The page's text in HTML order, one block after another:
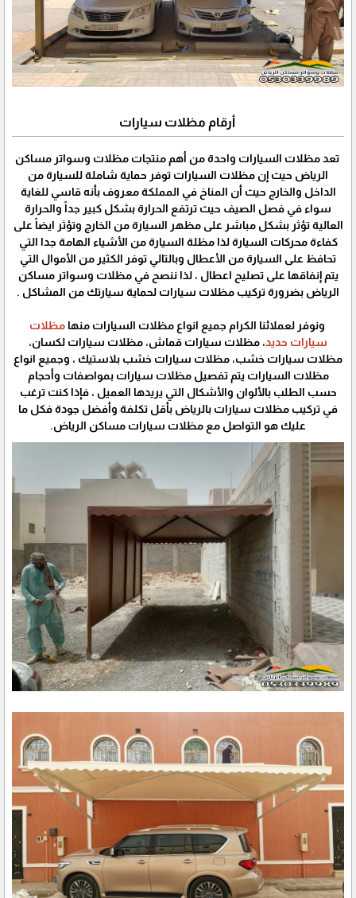
أرقام مظلات سيارات
تعد مظلات السيارات واحدة من أهم منتجات مظلات وسواتر مساكن
الرياض حيث إن مظلات السيارات توفر حماية شاملة للسيارة من
الداخل والخارج حيث أن المناخ في المملكة معروف بأنه قاسي للغاية
سواء في فصل الصيف حيث ترتفع الحرارة بشكل كبير جداً والحرارة
العالية تؤثر بشكل مباشر على مظهر السيارة من الخارج وتؤثر ايضاً على
كفاءة محركات السيارة لذا مظلة السيارة من الأشياء الهامة جدا التي
تحافظ على السيارة من الأعطال وبالتالي توفر الكثير من الأموال التي
يتم إنفاقها على تصليح اعطال ، لذا ننصح في مظلات وسواتر مساكن
الرياض بضرورة تركيب مظلات سيارات لحماية سيارتك من المشاكل .
ونوفر لعملائنا الكرام جميع انواع مظلات السيارات منهامظلات
سيارات حديد، مظلات سيارات قماش، مظلات سيارات لكسان،
مظلات سيارات خشب، مظلات سيارات خشب بلاستيك ، وجميع انواع
مظلات السيارات يتم تفصيل مظلات سيارات بمواصفات وأحجام
حسب الطلب بالألوان والأشكال التي يريدها العميل ، فإذا كنت ترغب
في تركيب مظلات سيارات بالرياض بأقل تكلفة وأفضل جودة فكل ما
عليك هو التواصل مع مظلات سيارات مساكن الرياض.